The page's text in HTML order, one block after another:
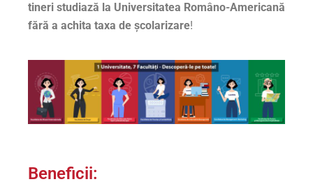
tineri studiază la Universitatea Româno-Americană
fără a achita taxa de școlarizare!
Beneficii: